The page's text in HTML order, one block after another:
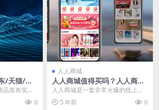
/天猫/拼
工具商城
品发布实在
在阿里巴
0
人人商城
人人商城值得买吗？人人商城
怎么样？
人人商城是一套非常火爆的线上商
城，丰富的插件功能深受大家喜
欢；历史5年多研发，可...
5 年前 0